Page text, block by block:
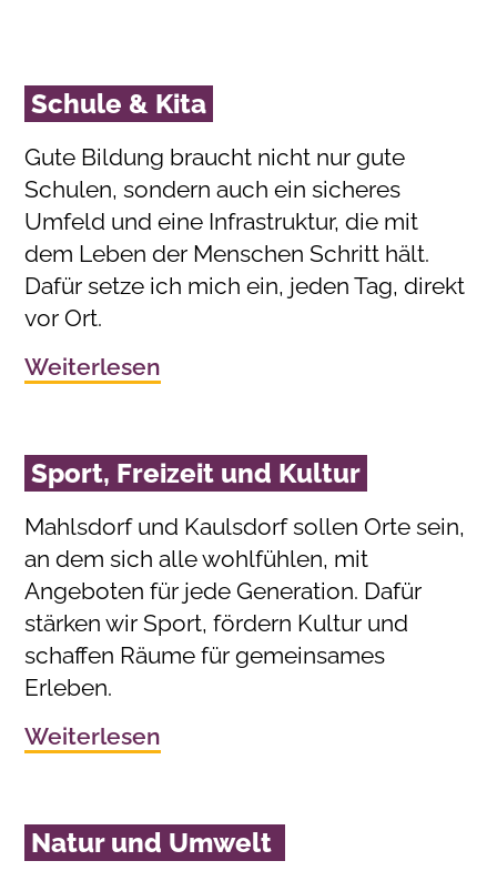
Schule & Kita
Gute Bildung braucht nicht nur gute
Schulen, sondern auch ein sicheres
Umfeld und eine Infrastruktur, die mit
dem Leben der Menschen Schritt hält.
Dafür setze ich mich ein, jeden Tag, direkt
vor Ort.
Weiterlesen
Sport, Freizeit und Kultur
Mahlsdorf und Kaulsdorf sollen Orte sein,
an dem sich alle wohlfühlen, mit
Angeboten für jede Generation. Dafür
stärken wir Sport, fördern Kultur und
schaffen Räume für gemeinsames
Erleben.
Weiterlesen
Natur und Umwelt